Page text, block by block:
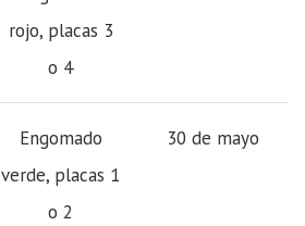
rojo, placas 3
o 4
Engomado
verde, placas 1
o 2
30 de mayo